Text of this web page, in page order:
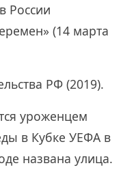
России
(14 марта
РФ (2019).
уроженцем
в Кубке УЕФА в
названа улица.